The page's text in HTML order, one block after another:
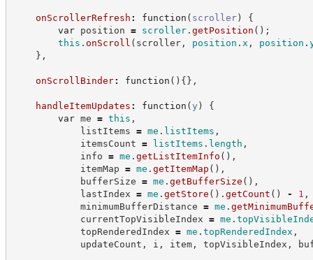
onScrollerRefresh : function ( scroller)
{
var position = scroller. getPosition ( ) ;
this . onScroll ( scroller, position . x , position .
} ,
onScrollBinder: function ( ) {} ,
handleItemUpdates : function ( y )
{
var me = this ,
listItems = me . listItems ,
itemsCount = listItems . length ,
info = me . getListItemInfo ( ) ,
itemMap = me . getItemMap ( ) ,
bufferSize = me . getBufferSize ( ) ,
lastIndex = me . getStore ( ) . getCount ( ) - 1 ,
minimumBufferDistance = me .
currentTopVisibleIndex = me .
topRenderedIndex = me . topRenderedIndex ,
updateCount , i , item, topVisibleIndex ,